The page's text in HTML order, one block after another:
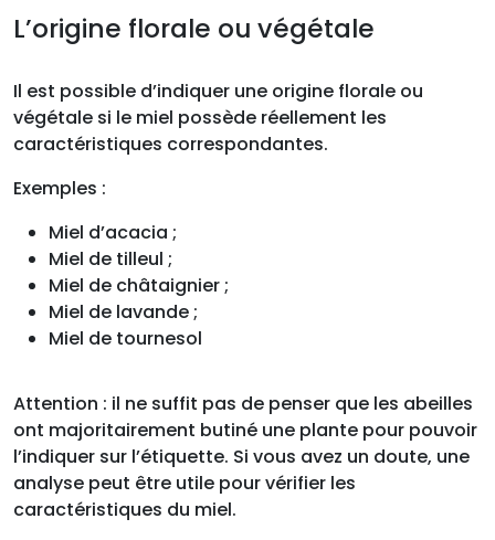
L’origine florale ou végétale
Il est possible d’indiquer une origine florale ou
végétale si le miel possède réellement les
caractéristiques correspondantes.
Exemples :
Miel d’acacia ;
Miel de tilleul ;
Miel de châtaignier ;
Miel de lavande ;
Miel de tournesol
Attention : il ne suffit pas de penser que les abeilles
ont majoritairement butiné une plante pour pouvoir
l’indiquer sur l’étiquette. Si vous avez un doute, une
analyse peut être utile pour vérifier les
caractéristiques du miel.